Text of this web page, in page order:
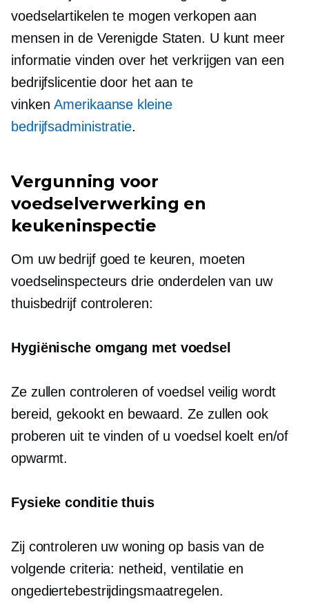
voedselartikelen te mogen verkopen aan
mensen in de Verenigde Staten. U kunt meer
informatie vinden over het verkrijgen van een
bedrijfslicentie door het aan te
vinkenAmerikaanse kleine
bedrijfsadministratie.
Vergunning voor
voedselverwerking en
keukeninspectie
Om uw bedrijf goed te keuren, moeten
voedselinspecteurs drie onderdelen van uw
thuisbedrijf controleren:
Hygiënische omgang met voedsel
Ze zullen controleren of voedsel veilig wordt
bereid, gekookt en bewaard. Ze zullen ook
proberen uit te vinden of u voedsel koelt en/of
opwarmt.
Fysieke conditie thuis
Zij controleren uw woning op basis van de
volgende criteria: netheid, ventilatie en
ongediertebestrijdingsmaatregelen.